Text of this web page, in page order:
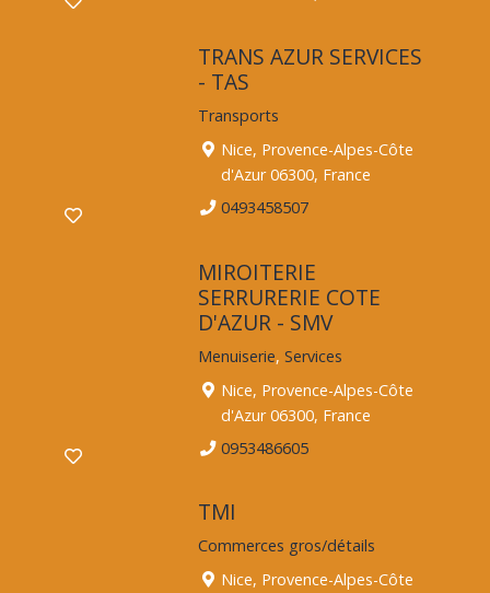
TRANS AZUR SERVICES
- TAS
Transports
Nice, Provence-Alpes-Côte
d'Azur 06300, France
0493458507
MIROITERIE
SERRURERIE COTE
D'AZUR - SMV
Menuiserie, Services
Nice, Provence-Alpes-Côte
d'Azur 06300, France
0953486605
TMI
Commerces gros/détails
Nice, Provence-Alpes-Côte